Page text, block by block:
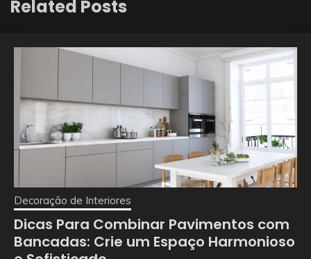
Related Posts
Decoração de Interiores
Dicas Para Combinar Pavimentos com
Bancadas: Crie um Espaço Harmonioso